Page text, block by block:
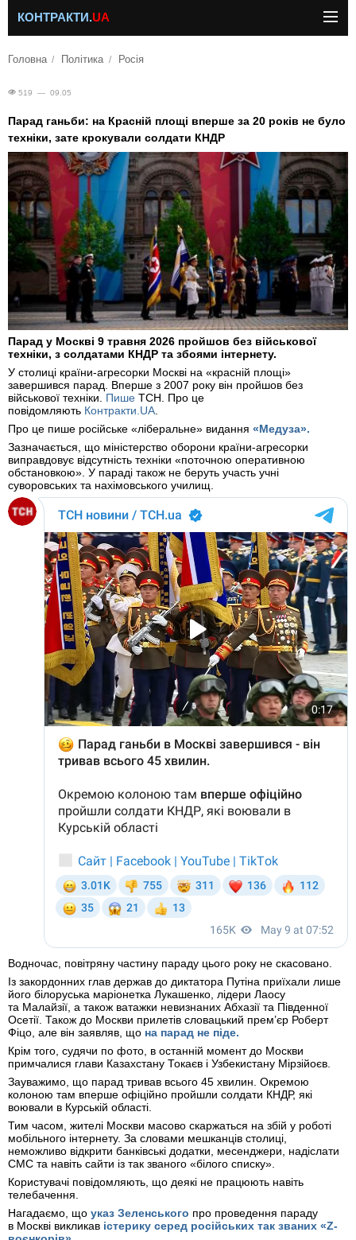
КОНТРАКТИ.UA
Головна Політика Росія
519 — 09.05
Парад ганьби: на Красній площі вперше за 20 років не було
техніки, зате крокували солдати КНДР
Парад у Москві 9 травня 2026 пройшов без військової
техніки, з солдатами КНДР та збоями інтернету.
У столиці країни-агресорки Москві на «красній площі»
завершився парад. Вперше з 2007 року він пройшов без
військової техніки. Пише ТСН. Про це
повідомляють Контракти.UA.
Про це пише російське «ліберальне» видання «Медуза».
Зазначається, що міністерство оборони країни-агресорки
виправдовує відсутність техніки «поточною оперативною
обстановкою». У параді також не беруть участь учні
суворовських та нахімовського училищ.
Водночас, повітряну частину параду цього року не скасовано.
Із закордонних глав держав до диктатора Путіна приїхали лише
його білоруська маріонетка Лукашенко, лідери Лаосу
та Малайзії, а також ватажки невизнаних Абхазії та Південної
Осетії. Також до Москви прилетів словацький прем’єр Роберт
Фіцо, але він заявляв, що на парад не піде.
Крім того, судячи по фото, в останній момент до Москви
примчалися глави Казахстану Токаєв і Узбекистану Мірзійоєв.
Зауважимо, що парад тривав всього 45 хвилин. Окремою
колоною там вперше офіційно пройшли солдати КНДР, які
воювали в Курській області.
Тим часом, жителі Москви масово скаржаться на збій у роботі
мобільного інтернету. За словами мешканців столиці,
неможливо відкрити банківські додатки, месенджери, надіслати
СМС та навіть сайти із так званого «білого списку».
Користувачі повідомляють, що деякі не працюють навіть
телебачення.
Нагадаємо, що указ Зеленського про проведення параду
в Москві викликав істерику серед російських так званих «Z-